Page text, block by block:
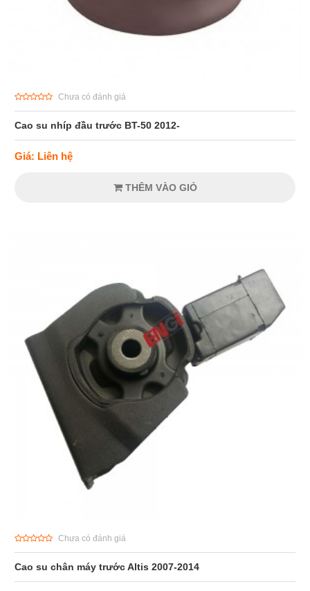
Chưa có đánh giá
Cao su nhíp đầu trước BT-50 2012-
Giá: Liên hệ
THÊM VÀO GIỎ
Chưa có đánh giá
Cao su chân máy trước Altis 2007-2014